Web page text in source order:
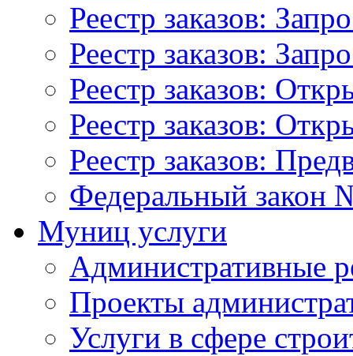
Реестр заказов:
Реестр заказов:
Реестр заказов:
Реестр заказов:
Реестр заказов:
Федеральный закон
Муниц услуги
Административные
Проекты
Услуги в сфере